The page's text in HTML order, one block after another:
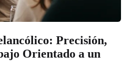
Precisión,
Orientado a un